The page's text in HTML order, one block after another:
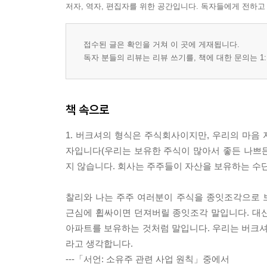
저자, 역자, 편집자를 위한 공간입니다. 독자들에게 전하
접수된 글은 확인을 거쳐 이 곳에 게재됩니다.
독자 분들의 리뷰는 리뷰 쓰기를, 책에 대한 문의는
책 속으로
1. 버크셔의 형식은 주식회사이지만, 우리의 마음
자입니다(우리는 보유한 주식이 많아서 좋든 나
지 않습니다. 회사는 주주들이 자산을 보유하는 수
찰리와 나는 주주 여러분이 주식을 종잇조각으로
근심에 휩싸이면 던져버릴 종잇조각 말입니다.
아파트를 보유하는 것처럼 말입니다. 우리는 버크
라고 생각합니다.
---「서언: 소유주 관련 사업 원칙」중에서